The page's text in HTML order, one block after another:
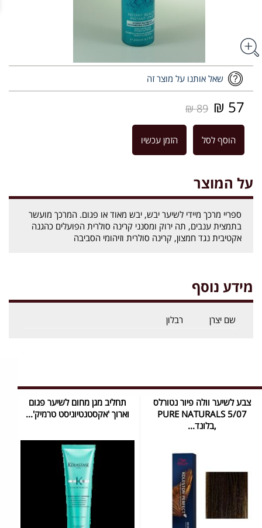
שאל אותנו על מוצר זה
57 ₪
89 ₪
הוסף לסל הזמן עכשיו
על המוצר
ספריי מרכך מיידי לשיער יבש, יבש מאוד או פגום. המרכך מועשר
בתמצית ענבים, תה ירוק ומסנני קרינה סולרית הפועלים כהגנה
אקטיבית נגד חמצון, קרינה סולרית וזיהומי הסביבה
מידע נוסף
שם יצרן רבלון
צבע לשיער וולה פיור נטורלס
PURE NATURALS 5/07
,בלונד...
תחליב מגן מחום לשיער פגום
וארוך 'אקסטנטיוניסט טרמיק'...